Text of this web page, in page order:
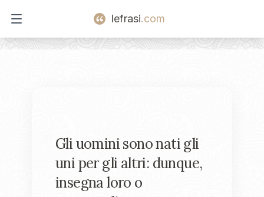
Open main menu
lefrasi.com
Gli uomini sono nati gli
uni per gli altri: dunque,
insegna loro o